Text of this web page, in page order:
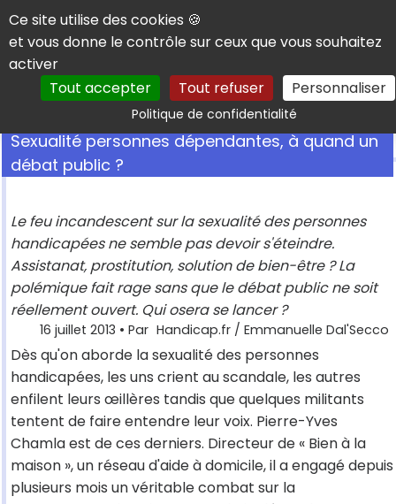
Panneau de gestion des cookies
Ce site utilise des cookies 🍪
et vous donne le contrôle sur ceux que vous souhaitez
activer
Tout accepter
Tout refuser Personnaliser
Politique de confidentialitéRechercher
Sexualité personnes dépendantes, à quand un
débat public ?
Le feu incandescent sur la sexualité des personnes
handicapées ne semble pas devoir s'éteindre.
Assistanat, prostitution, solution de bien-être ? La
polémique fait rage sans que le débat public ne soit
réellement ouvert. Qui osera se lancer ?
16 juillet 2013 • Par Handicap.fr / Emmanuelle Dal'Secco
Dès qu'on aborde la sexualité des personnes
handicapées, les uns crient au scandale, les autres
enfilent leurs œillères tandis que quelques militants
tentent de faire entendre leur voix. Pierre-Yves
Chamla est de ces derniers. Directeur de « Bien à la
maison », un réseau d'aide à domicile, il a engagé depuis
plusieurs mois un véritable combat sur la